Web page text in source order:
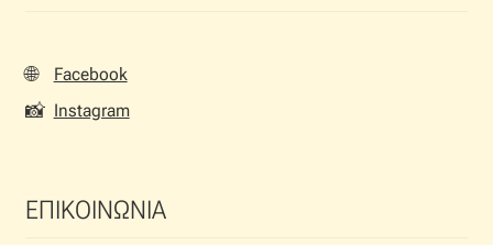
🌐 Facebook
📸 Instagram
ΕΠΙΚΟΙΝΩΝΙΑ